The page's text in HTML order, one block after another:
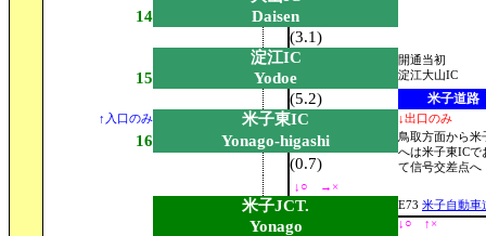
14
Daisen
(3.1)
淀江IC
開通当初
15 Yodoe 淀江大山IC
(5.2) 米子道路
↑入口のみ 米子東IC ↓出口のみ
16 Yonago-higashi
鳥取方面から米
へは米子東ICで
て信号交差点へ
(0.7)
↓○ →×
米子JCT. E73 米子自動車
Yonago
↓○ ↑×